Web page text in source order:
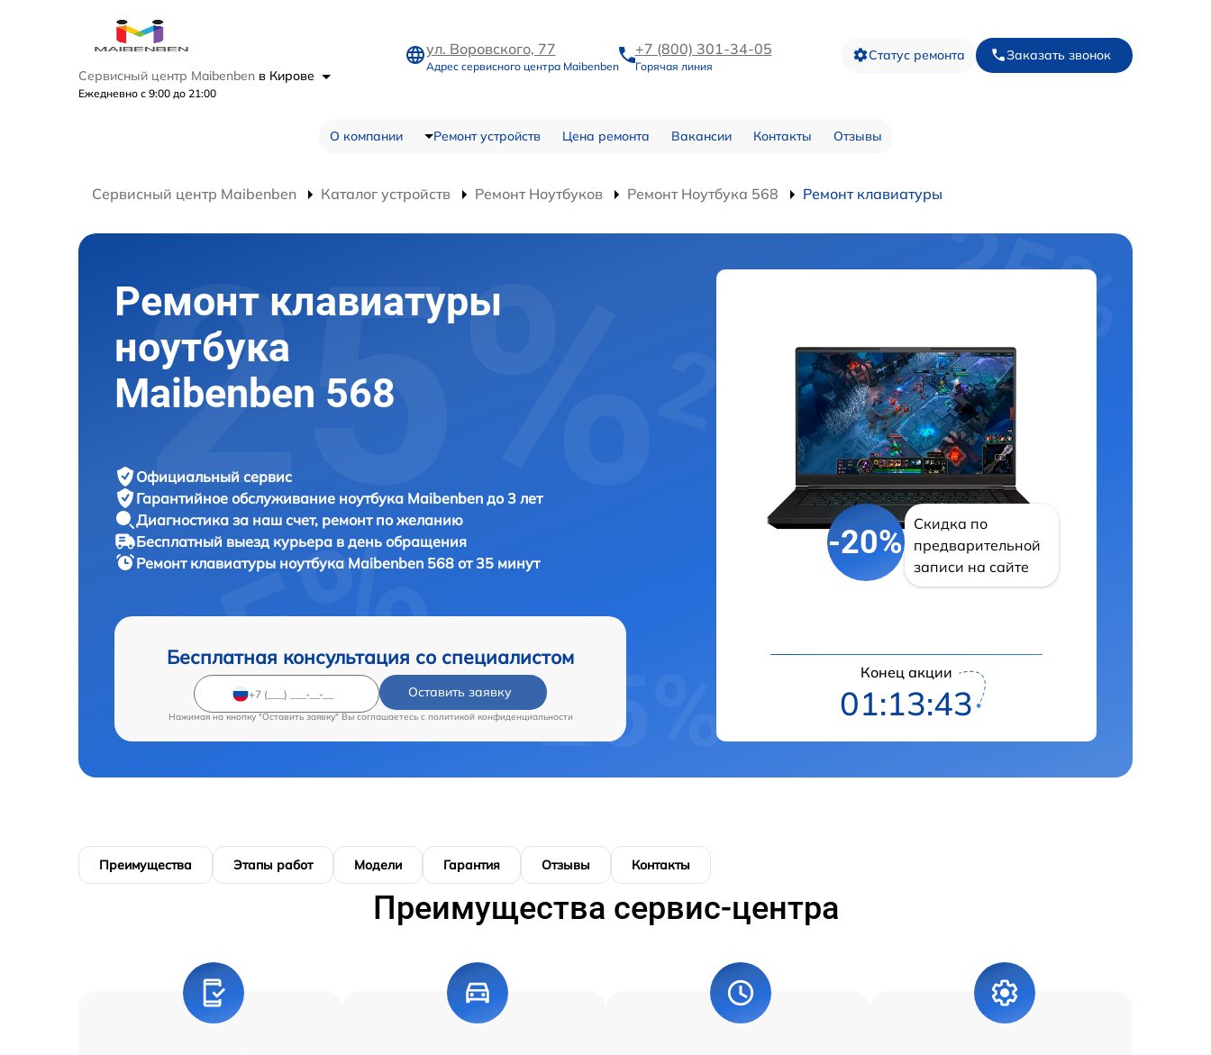
Сервисный центр Maibenben в Кирове
Ежедневно с 9:00 до 21:00
ул. Воровского, 77
Адрес сервисного центра Maibenben
+7 (800) 301-34-05
Горячая линия
Статус ремонта Заказать звонок
О компании Ремонт устройств Цена ремонта Вакансии Контакты Отзывы
Сервисный центр Maibenben Каталог устройств Ремонт Ноутбуков Ремонт Ноутбука 568 Ремонт клавиатуры
Ремонт клавиатуры
ноутбука
Maibenben 568
Официальный сервис
Гарантийное обслуживание ноутбука Maibenben до 3 лет
Диагностика за наш счет, ремонт по желанию
Бесплатный выезд курьера в день обращения
Ремонт клавиатуры ноутбука Maibenben 568 от 35 минут
Бесплатная консультация со специалистом
Оставить заявку
Нажимая на кнопку "Оставить заявку" Вы соглашаетесь c политикой конфиденциальности
-20%
Скидка по
предварительной
записи на сайте
Конец акции
01:13:42
Преимущества Этапы работ Модели Гарантия Отзывы Контакты
Преимущества сервис-центра